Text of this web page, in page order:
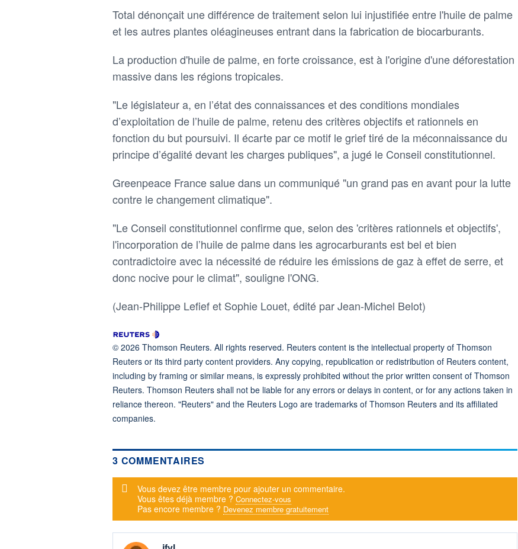
Total dénonçait une différence de traitement selon lui injustifiée entre l'huile de palme
et les autres plantes oléagineuses entrant dans la fabrication de biocarburants.
La production d'huile de palme, en forte croissance, est à l'origine d'une déforestation
massive dans les régions tropicales.
"Le législateur a, en l’état des connaissances et des conditions mondiales
d’exploitation de l’huile de palme, retenu des critères objectifs et rationnels en
fonction du but poursuivi. Il écarte par ce motif le grief tiré de la méconnaissance du
principe d’égalité devant les charges publiques", a jugé le Conseil constitutionnel.
Greenpeace France salue dans un communiqué "un grand pas en avant pour la lutte
contre le changement climatique".
"Le Conseil constitutionnel confirme que, selon des 'critères rationnels et objectifs',
l'incorporation de l’huile de palme dans les agrocarburants est bel et bien
contradictoire avec la nécessité de réduire les émissions de gaz à effet de serre, et
donc nocive pour le climat", souligne l'ONG.
(Jean-Philippe Lefief et Sophie Louet, édité par Jean-Michel Belot)
© 2026 Thomson Reuters. All rights reserved. Reuters content is the intellectual property of Thomson
Reuters or its third party content providers. Any copying, republication or redistribution of Reuters content,
including by framing or similar means, is expressly prohibited without the prior written consent of Thomson
Reuters. Thomson Reuters shall not be liable for any errors or delays in content, or for any actions taken in
reliance thereon. "Reuters" and the Reuters Logo are trademarks of Thomson Reuters and its affiliated
companies.
3 COMMENTAIRES
Message d'alerte
Vous devez être membre pour ajouter un commentaire.
Vous êtes déjà membre ? Connectez-vous
Pas encore membre ? Devenez membre gratuitement